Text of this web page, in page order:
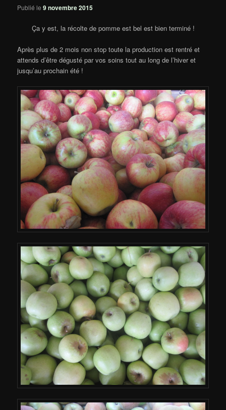
Publié le9 novembre 2015
Ça y est, la récolte de pomme est bel est bien terminé !
Après plus de 2 mois non stop toute la production est rentré et
attends d’être dégusté par vos soins tout au long de l’hiver et
jusqu’au prochain été !